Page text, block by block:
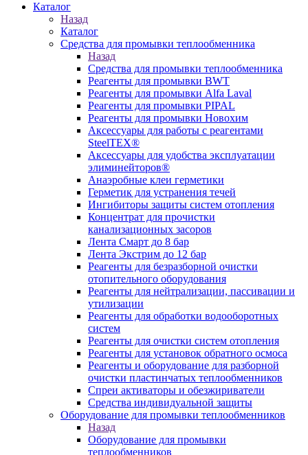
Каталог
Назад
Каталог
Средства для промывки теплообменника
Назад
Средства для промывки теплообменника
Реагенты для промывки BWT
Реагенты для промывки Alfa Laval
Реагенты для промывки PIPAL
Реагенты для промывки Новохим
Аксессуары для работы с реагентами
SteelTEX®
Аксессуары для удобства эксплуатации
элиминейторов®
Анаэробные клеи герметики
Герметик для устранения течей
Ингибиторы защиты систем отопления
Концентрат для прочистки
канализационных засоров
Лента Смарт до 8 бар
Лента Экстрим до 12 бар
Реагенты для безразборной очистки
отопительного оборудования
Реагенты для нейтрализации, пассивации и
утилизации
Реагенты для обработки водооборотных
систем
Реагенты для очистки систем отопления
Реагенты для установок обратного осмоса
Реагенты и оборудование для разборной
очистки пластинчатых теплообменников
Спреи активаторы и обезжириватели
Средства индивидуальной защиты
Оборудование для промывки теплообменников
Назад
Оборудование для промывки
теплообменников